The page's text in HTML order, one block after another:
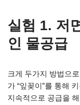
실험 1. 저
인 물공급
크게 두가지 방법으
가 “잎꽂이”를 통해
지속적으로 공급을